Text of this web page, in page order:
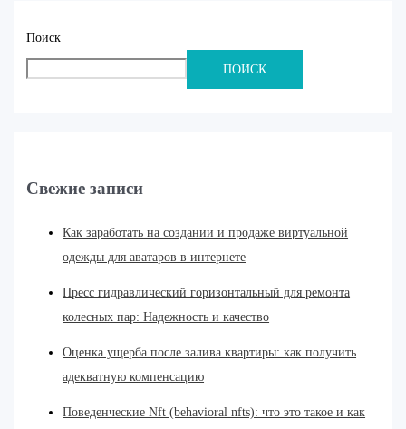
Поиск
ПОИСК
Свежие записи
Как заработать на создании и продаже виртуальной
одежды для аватаров в интернете
Пресс гидравлический горизонтальный для ремонта
колесных пар: Надежность и качество
Оценка ущерба после залива квартиры: как получить
адекватную компенсацию
Поведенческие Nft (behavioral nfts): что это такое и как